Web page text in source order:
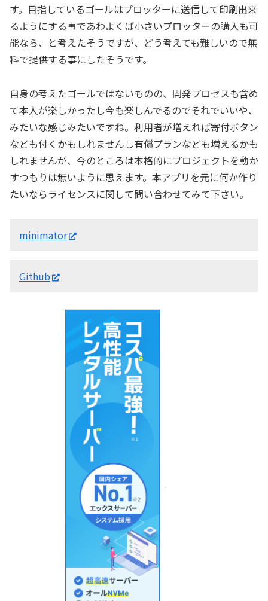
す。目指しているゴールはプロッターに送信して印刷出来
るようにする事であわよくば小さいプロッターの購入も可
能なら、と考えたそうですが、どう考えても難しいので無
料で提供する事にしたそうです。
自身の考えたゴールではないものの、開発プロセスも含め
て本人が楽しかったし今も楽しんでるのでそれでいいや、
みたいな感じみたいですね。利用者が増えれば寄付ボタン
なども付くかもしれませんし有償プランなども増えるかも
しれませんが、今のところは本格的にプロジェクトを動か
すつもりは無いように思えます。本アプリを元に何か作り
たいならライセンスに関して問い合わせてみて下さい。
minimator
Github